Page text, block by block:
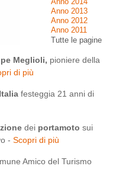
Anno 2014
Anno 2013
Anno 2012
Anno 2011
Tutte le pagine
Meglioli, pioniere della
di più
festeggia 21 anni di
dei portamoto sui
- Scopri di più
Amico del Turismo